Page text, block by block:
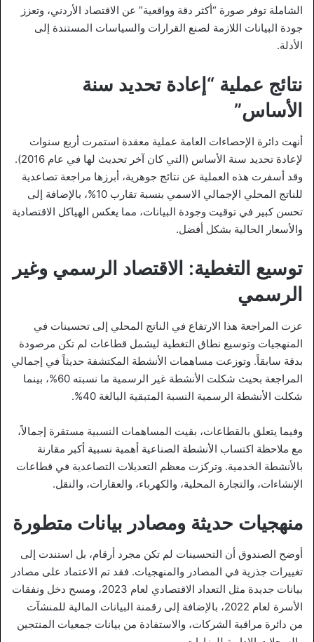
الشاملة توفر صورة “أكثر دقة وواقعية” عن الاقتصاد الأردني، وتعزز
جودة البيانات اللازمة لصنع القرارات والسياسات المستندة إلى
الأدلة.
نتائج عملية “إعادة تحديد سنة
الأساس”
أنهت دائرة الإحصاءات العامة عملية معقدة استمرت أربع سنوات
لإعادة تحديد سنة الأساس (التي كان آخر تحديث لها في عام 2016).
وقد أسفرت هذه العملية عن نتائج جوهرية، أبرزها مراجعة تصاعدية
للناتج المحلي الإجمالي الاسمي بنسبة تقارب 10%، بالإضافة إلى
تحسن كبير في توقيت وجودة البيانات، مما يعكس الهياكل الاقتصادية
والأسعار الحالية بشكل أفضل.
توسيع التغطية: الاقتصاد الرسمي وغير
الرسمي
عزت المراجعة هذا الارتفاع في الناتج المحلي إلى تحسينات في
المنهجيات وتوسيع نطاق التغطية ليشمل قطاعات لم تكن مرصودة
بدقة سابقاً. وتوزعت مساهمات الأنشطة المكتشفة حديثاً في إجمالي
المراجعة بحيث شكلت الأنشطة غير الرسمية ما نسبته 60%، بينما
شكلت الأنشطة الرسمية النسبة المتبقية البالغة 40%.
وفيما يتعلق بالقطاعات، بقيت المساهمات النسبية مستقرة إجمالاً،
مع ملاحظة اكتساب الأنشطة الصناعية أهمية نسبية أكبر مقارنة
بالأنشطة الخدمية. وتركزت معظم التعديلات التصاعدية في قطاعات
الإنشاءات، والتجارة المحلية، والكهرباء، والعقارات، والنقل.
منهجيات حديثة ومصادر بيانات متطورة
أوضح الصندوق أن التحسينات لم تكن مجرد أرقام، بل استندت إلى
تغييرات جذرية في المصادر والمنهجيات. فقد تم الاعتماد على مصادر
بيانات جديدة مثل التعداد الاقتصادي لعام 2023، ومسح دخل ونفقات
الأسرة لعام 2022، بالإضافة إلى رقمنة البيانات المالية للمنشآت
من دائرة مراقبة الشركات، والاستفادة من بيانات جمعيات المنتجين